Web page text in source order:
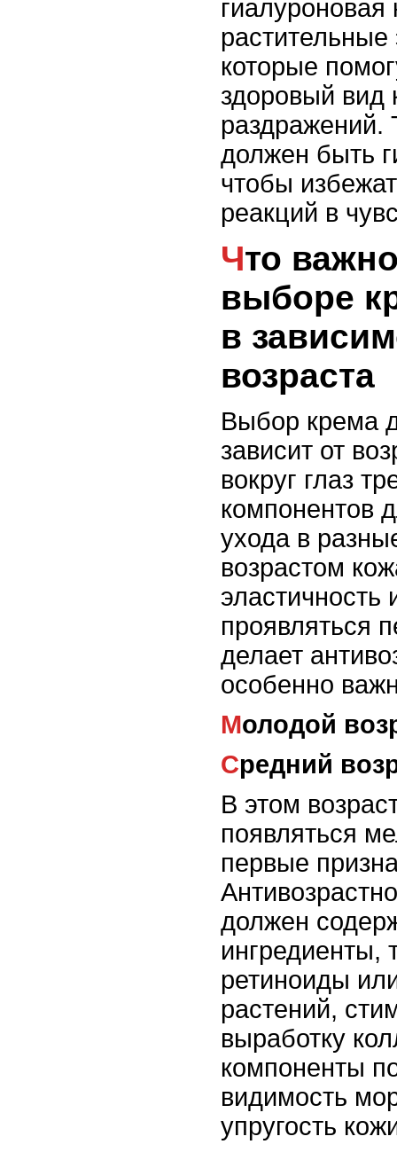
гиалуроновая
которые
здоровый вид
раздражений.
должен быть
чтобы
реакций в
Что важно учесть при
выборе
в
возраста
Выбор крема
зависит от
вокруг глаз
компонентов
ухода в
возрастом
эластичность
проявляться
делает
особенно
Молодой
Средний
В этом
появляться
первые
должен
ингредиенты,
ретиноиды
растений,
выработку
компоненты
видимость
упругость